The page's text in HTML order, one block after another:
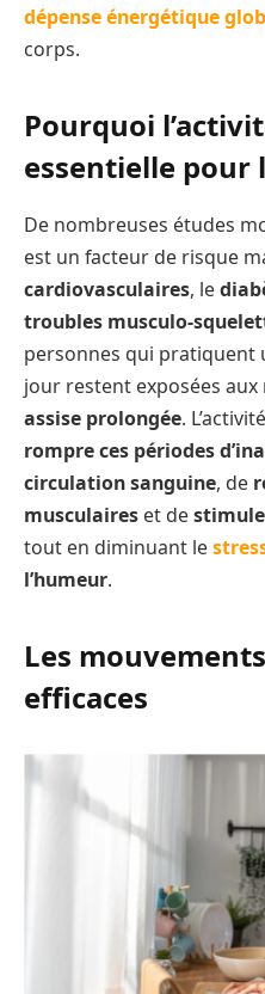
dépense énergétique
corps.
Pourquoi
essentielle pour
De nombreuses études
est un facteur de risque
cardiovasculaires, le
troubles musculo-
personnes qui pratiquent
jour restent exposées aux
assise prolongée.
rompre ces périodes
circulation sanguine, de
musculaires et de
tout en diminuant le
l’humeur.
Les
efficaces